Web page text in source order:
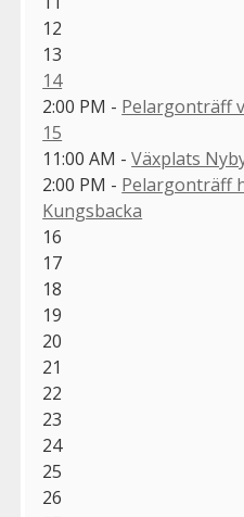
12
13
14
2:00 PM - Pelargonträff
15
11:00 AM -Växplats
2:00 PM - Pelargonträff
Kungsbacka
16
17
18
19
20
21
22
23
24
25
26